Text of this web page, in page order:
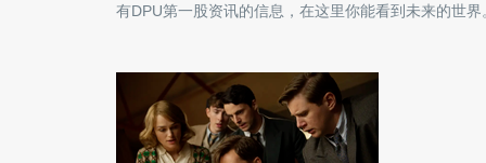
有DPU第一股资讯的信息，在这里你能看到未来的世界